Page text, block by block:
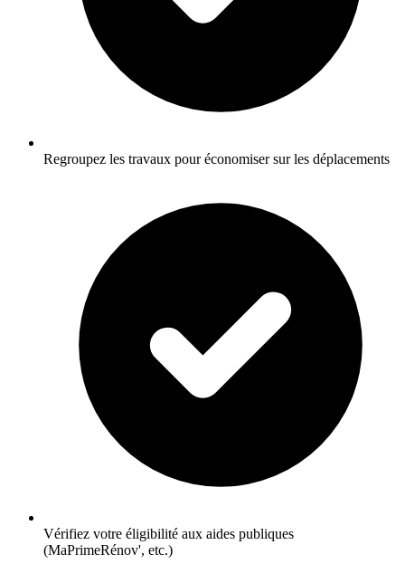
Regroupez les travaux pour économiser sur les déplacements
Vérifiez votre éligibilité aux aides publiques
(MaPrimeRénov', etc.)